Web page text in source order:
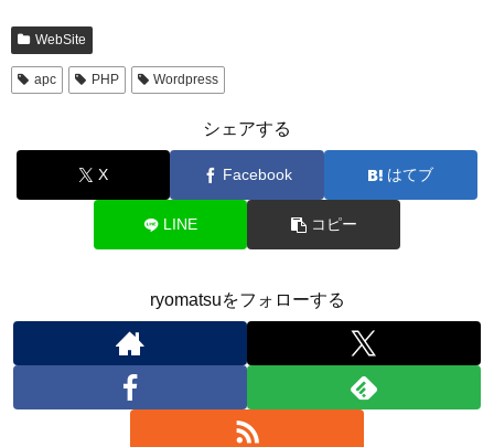
WebSite
apc PHP Wordpress
シェアする
X Facebook はてブ
LINE コピー
ryomatsuをフォローする